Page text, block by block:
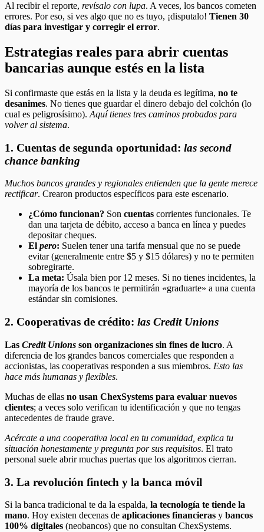
Al recibir el reporte, revísalo con lupa. A veces, los bancos cometen
errores. Por eso, si ves algo que no es tuyo, ¡disputalo! Tienen 30
días para investigar y corregir el error.
Estrategias reales para abrir cuentas
bancarias aunque estés en la lista
Si confirmaste que estás en la lista y la deuda es legítima, no te
desanimes. No tienes que guardar el dinero debajo del colchón (lo
cual es peligrosísimo). Aquí tienes tres caminos probados para
volver al sistema.
1. Cuentas de segunda oportunidad: las second
chance banking
Muchos bancos grandes y regionales entienden que la gente merece
rectificar. Crearon productos específicos para este escenario.
¿Cómo funcionan? Son cuentas corrientes funcionales. Te
dan una tarjeta de débito, acceso a banca en línea y puedes
depositar cheques.
El pero: Suelen tener una tarifa mensual que no se puede
evitar (generalmente entre $5 y $15 dólares) y no te permiten
sobregirarte.
La meta: Úsala bien por 12 meses. Si no tienes incidentes, la
mayoría de los bancos te permitirán «graduarte» a una cuenta
estándar sin comisiones.
2. Cooperativas de crédito: las Credit Unions
Las Credit Unions son organizaciones sin fines de lucro. A
diferencia de los grandes bancos comerciales que responden a
accionistas, las cooperativas responden a sus miembros. Esto las
hace más humanas y flexibles.
Muchas de ellas no usan ChexSystems para evaluar nuevos
clientes; a veces solo verifican tu identificación y que no tengas
antecedentes de fraude grave.
Acércate a una cooperativa local en tu comunidad, explica tu
situación honestamente y pregunta por sus requisitos. El trato
personal suele abrir muchas puertas que los algoritmos cierran.
3. La revolución fintech y la banca móvil
Si la banca tradicional te da la espalda, la tecnología te tiende la
mano. Hoy existen decenas de aplicaciones financieras y bancos
100% digitales (neobancos) que no consultan ChexSystems.